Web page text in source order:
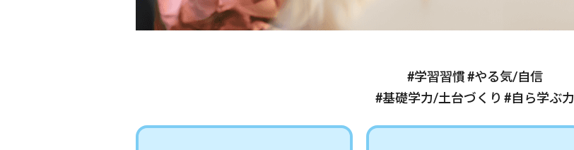
#学習習慣 #やる気/自信
#基礎学力/土台づくり #自ら学ぶ力